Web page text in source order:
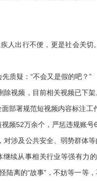
出行不便，更是社会关切
质疑：“不会又是假的吧？”
频，目前相关视频已下
部署规范短视频内容标注
频52万余个，严惩违规账号
及公共安全、弱势群体
续从事相关行业等强有力
离的“故事”，不妨等一等